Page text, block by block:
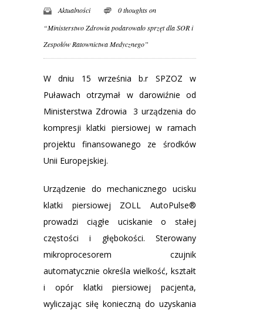
Aktualności
0 thoughts on
“Ministerstwo Zdrowia podarowało sprzęt dla SOR i
Zespołów Ratownictwa Medycznego”
W dniu 15 września b.r SPZOZ w
Puławach otrzymał w darowiźnie od
Ministerstwa Zdrowia 3 urządzenia do
kompresji klatki piersiowej w ramach
projektu finansowanego ze środków
Unii Europejskiej.
Urządzenie do mechanicznego ucisku
klatki piersiowej ZOLL AutoPulse®
prowadzi ciągłe uciskanie o stałej
częstości i głębokości. Sterowany
mikroprocesorem czujnik
automatycznie określa wielkość, kształt
i opór klatki piersiowej pacjenta,
wyliczając siłę konieczną do uzyskania